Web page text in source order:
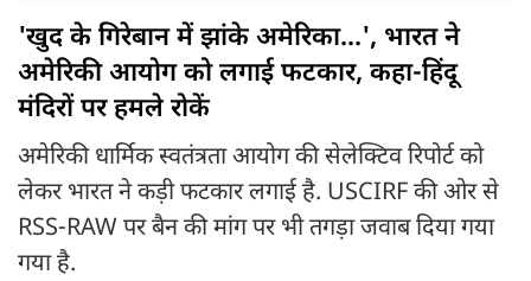
'खुद के गिरेबान में झांके अमेरिका...', भारत ने
अमेरिकी आयोग को लगाई फटकार, कहा-हिंदू
मंदिरों पर हमले रोकें
अमेरिकी धार्मिक स्वतंत्रता आयोग की सेलेक्टिव रिपोर्ट को
लेकर भारत ने कड़ी फटकार लगाई है. USCIRF की ओर से
RSS-RAW पर बैन की मांग पर भी तगड़ा जवाब दिया गया
गया है.